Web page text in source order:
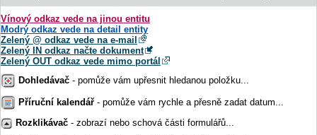
Vínový odkaz vede na jinou entitu
Modrý odkaz vede na detail entity
Zelený @ odkaz vede na e-mail
Zelený IN odkaz načte dokument
Zelený OUT odkaz vede mimo portál
Dohledávač - pomůže vám upřesnit hledanou položku...
Příruční kalendář - pomůže vám rychle a přesně zadat datum...
Rozklikávač - zobrazí nebo schová části formulářů...